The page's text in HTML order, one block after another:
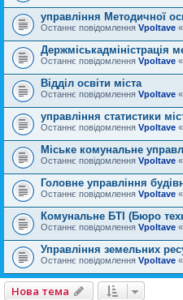
управління Методичної
Останнє повідомлення Vpoltave «
Держміськадміністрація
Останнє повідомлення Vpoltave «
Відділ освіти міста
Останнє повідомлення Vpoltave «
управління статистики
Останнє повідомлення Vpoltave «
Міське комунальне
Останнє повідомлення Vpoltave «
Головне управління
Останнє повідомлення Vpoltave «
Комунальне БТІ (Бюро
Останнє повідомлення Vpoltave «
Управління земельних
Останнє повідомлення Vpoltave «
Нова тема